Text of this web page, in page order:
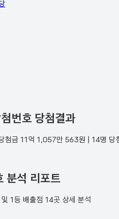
번호 당첨결과
첨금 11억 1,057만 563원 | 14명 당
분석 리포트
1등 배출점 14곳 상세 분석